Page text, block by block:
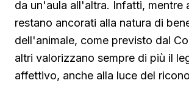
da un'aula all'altra. Infatti, mentre
restano ancorati alla natura di
dell'animale, come previsto dal
altri valorizzano sempre di più il
affettivo, anche alla luce del